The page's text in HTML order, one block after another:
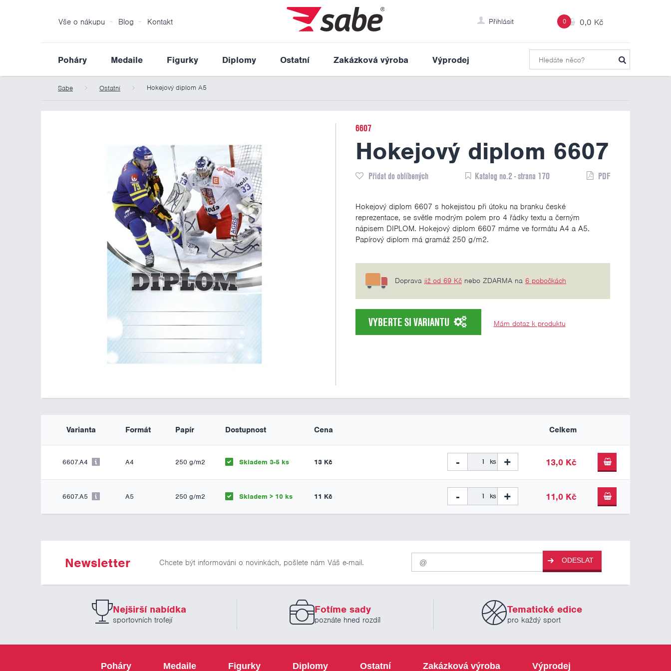
0 0,0 Kč
Přihlásit
Vše o nákupu Blog Kontakt
Poháry Medaile Figurky Diplomy Ostatní Zakázková výroba Výprodej
Sabe Ostatní Hokejový diplom A5
6607
Hokejový diplom 6607
Přidat do oblíbených Katalog no.2 - strana 170 PDF
Hokejový diplom 6607 s hokejistou při útoku na branku české
reprezentace, se světle modrým polem pro 4 řádky textu a černým
nápisem DIPLOM. Hokejový diplom 6607 máme ve formátu A4 a A5.
Papírový diplom má gramáž 250 g/m2.
Doprava již od 69 Kč nebo ZDARMA na 6 pobočkách
VYBERTE SI VARIANTU Mám dotaz k produktu
Varianta Formát Papír Dostupnost Cena Celkem
6607.A4 A4 250 g/m2 Skladem 3-5 ks 13 Kč - ks + 13,0 Kč
6607.A5 A5 250 g/m2 Skladem > 10 ks 11 Kč - ks + 11,0 Kč
Newsletter Chcete být informováni o novinkách, pošlete nám Váš e-mail.
odběr
našich
novinek
ODESLAT
Nejširší nabídka
sportovních trofejí
Fotíme sady
poznáte hned rozdíl
Tematické edice
pro každý sport
Poháry Medaile Figurky Diplomy Ostatní Zakázková výroba Výprodej